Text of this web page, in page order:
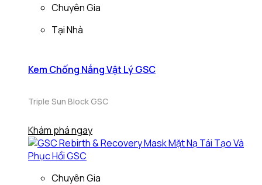
Chuyên Gia
Tại Nhà
Kem Chống Nắng Vật Lý GSC
Triple Sun Block GSC
Khám phá ngay
Chuyên Gia